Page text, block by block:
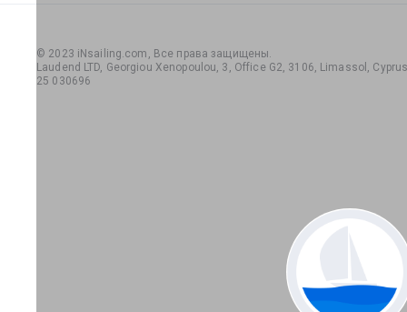
© 2023 iNsailing.com, Все права защищены.
Laudend LTD, Georgiou Xenopoulou, 3, Office G2, 3106, Limassol,
25 030696